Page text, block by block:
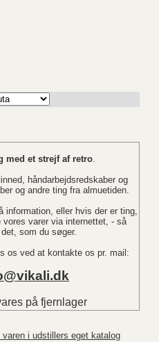
med et strejf af retro.
håndarbejdsredskaber og
og andre ting fra almuetiden.
information, eller hvis der er ting,
varer via internettet, - så
som du søger.
os ved at kontakte os pr. mail:
på fjernlager
varen i udstillers eget katalog